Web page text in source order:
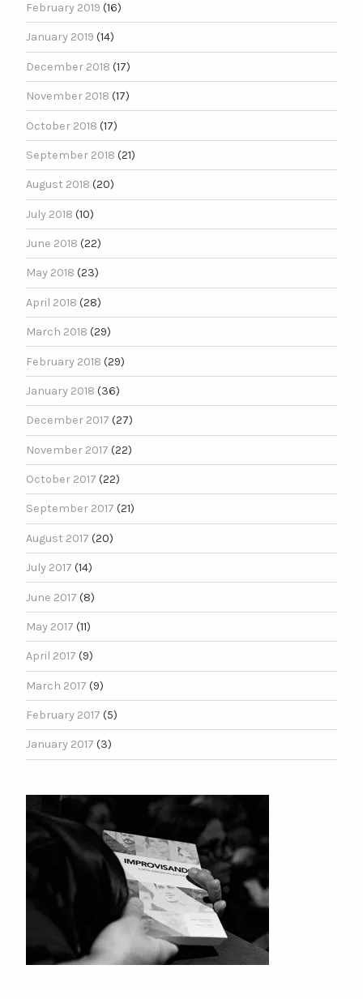
February 2019 (16)
January 2019 (14)
December 2018 (17)
November 2018 (17)
October 2018 (17)
September 2018 (21)
August 2018 (20)
July 2018 (10)
June 2018 (22)
May 2018 (23)
April 2018 (28)
March 2018 (29)
February 2018 (29)
January 2018 (36)
December 2017 (27)
November 2017 (22)
October 2017 (22)
September 2017 (21)
August 2017 (20)
July 2017 (14)
June 2017 (8)
May 2017 (11)
April 2017 (9)
March 2017 (9)
February 2017 (5)
January 2017 (3)